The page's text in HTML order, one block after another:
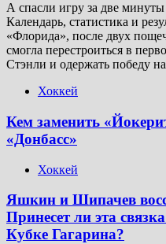
А спасли игру за две
Календарь, статистика и
«Флорида», после двух
смогла перестроиться в
Стэнли и одержать победу
Хоккей
Кем заменить
«Донбасс»
Хоккей
Яшкин и Шипачев
Принесет ли эта
Кубке Гагарина?